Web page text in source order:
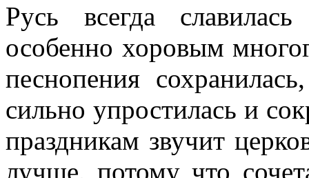
Русь всегда
особенно хоровым
песнопения
сильно упростилась и
праздникам звучит
лучше, потому что